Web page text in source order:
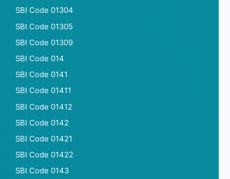
SBI Code 01304
SBI Code 01305
SBI Code 01309
SBI Code 014
SBI Code 0141
SBI Code 01411
SBI Code 01412
SBI Code 0142
SBI Code 01421
SBI Code 01422
SBI Code 0143